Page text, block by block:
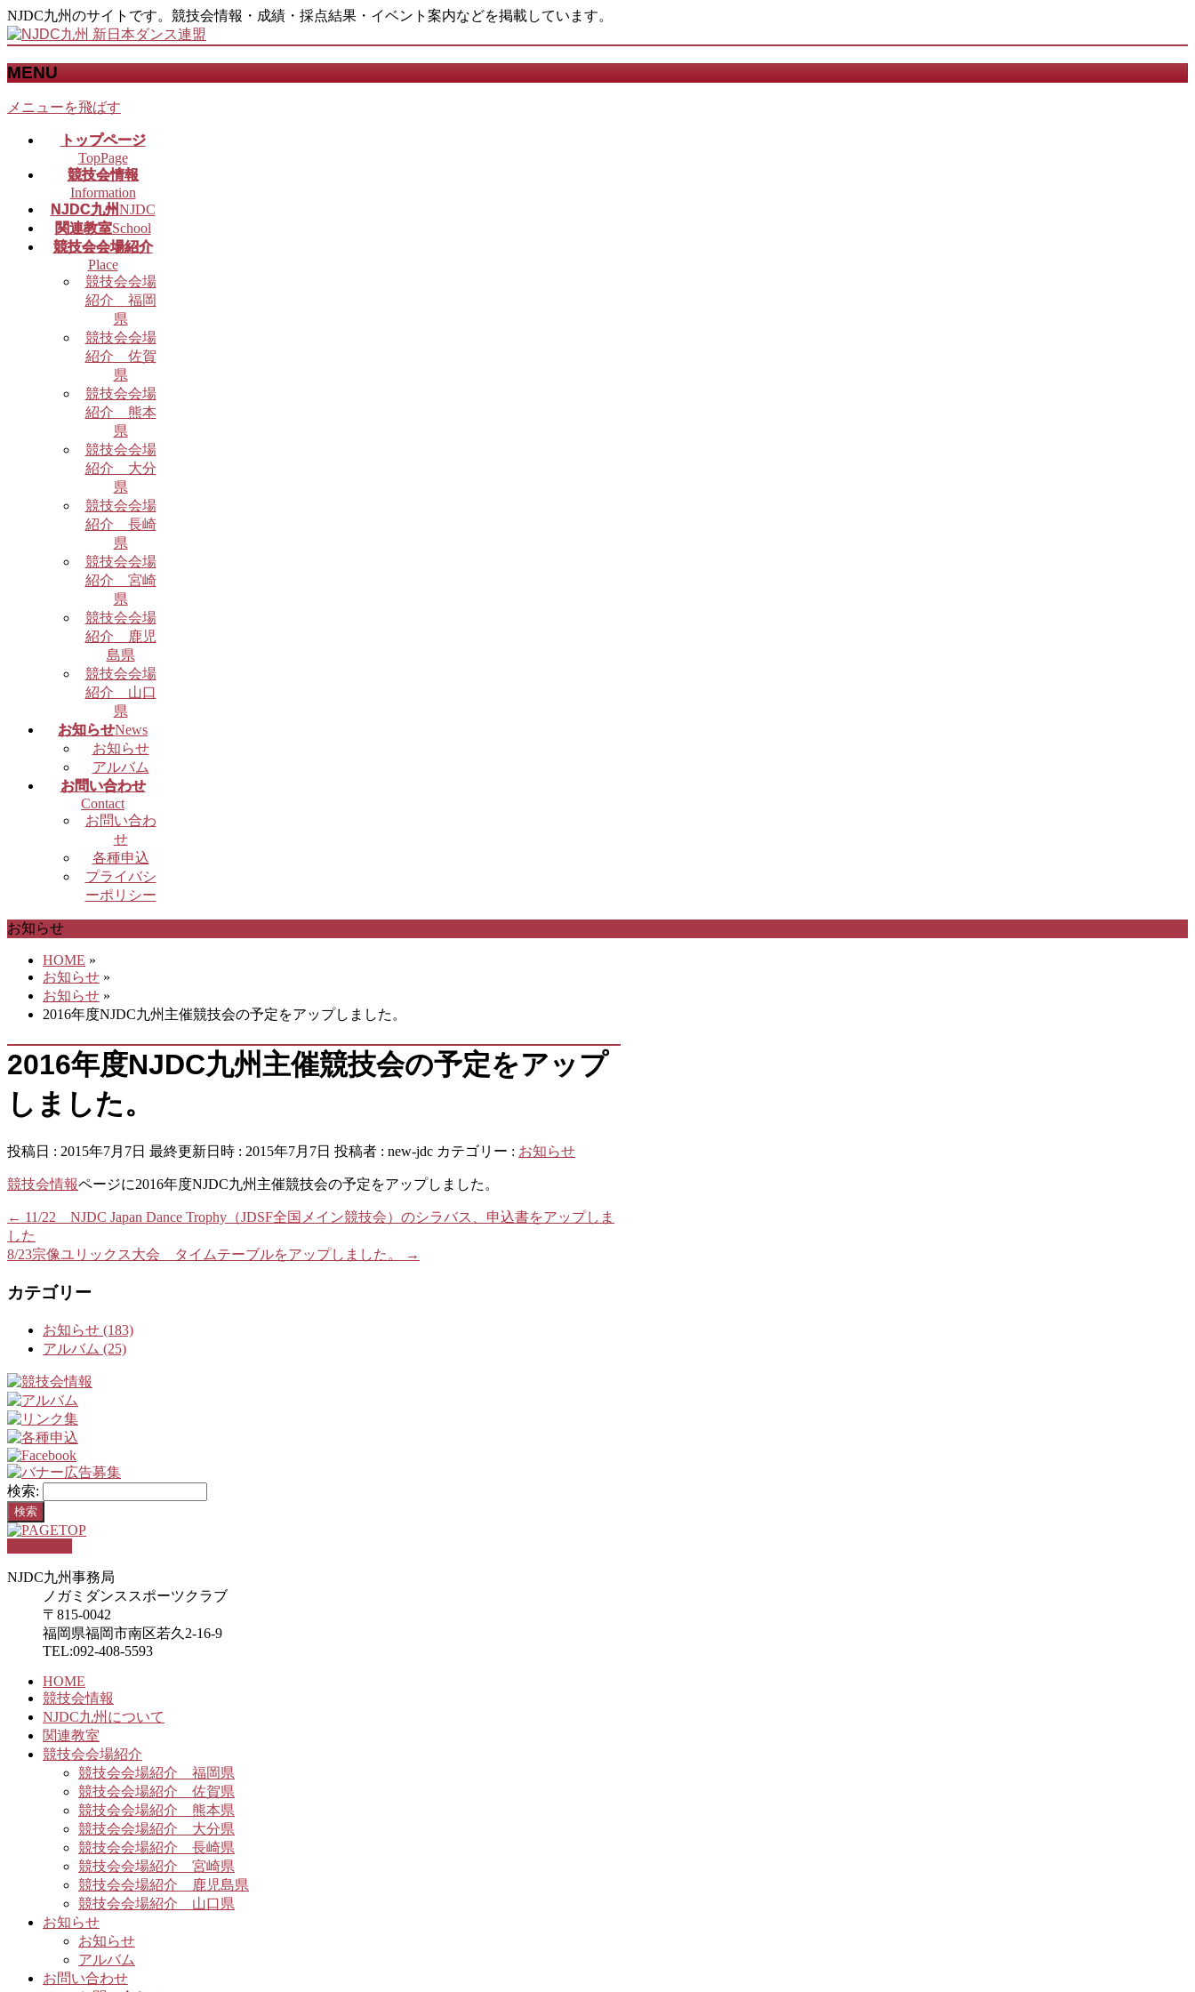
NJDC九州のサイトです。競技会情報・成績・採点結果・イベント案内などを掲載しています。
MENU
メニューを飛ばす
トップページ
TopPage
競技会情報
Information
NJDC九州NJDC
関連教室School
競技会会場紹介
Place
競技会会場
紹介 福岡
県
競技会会場
紹介 佐賀
県
競技会会場
紹介 熊本
県
競技会会場
紹介 大分
県
競技会会場
紹介 長崎
県
競技会会場
紹介 宮崎
県
競技会会場
紹介 鹿児
島県
競技会会場
紹介 山口
県
お知らせNews
お知らせ
アルバム
お問い合わせ
Contact
お問い合わ
せ
各種申込
プライバシ
ーポリシー
お知らせ
HOME »
お知らせ »
お知らせ »
2016年度NJDC九州主催競技会の予定をアップしました。
2016年度NJDC九州主催競技会の予定をアップ
しました。
投稿日 : 2015年7月7日 最終更新日時 : 2015年7月7日 投稿者 : new-jdc カテゴリー : お知らせ
競技会情報ページに2016年度NJDC九州主催競技会の予定をアップしました。
← 11/22 NJDC Japan Dance Trophy（JDSF全国メイン競技会）のシラバス、申込書をアップしま
した
8/23宗像ユリックス大会 タイムテーブルをアップしました。
→
カテゴリー
お知らせ (183)
アルバム (25)
検索:
NJDC九州事務局
ノガミダンススポーツクラブ
〒815-0042
福岡県福岡市南区若久2-16-9
TEL:092-408-5593
HOME
競技会情報
NJDC九州について
関連教室
競技会会場紹介
競技会会場紹介 福岡県
競技会会場紹介 佐賀県
競技会会場紹介 熊本県
競技会会場紹介 大分県
競技会会場紹介 長崎県
競技会会場紹介 宮崎県
競技会会場紹介 鹿児島県
競技会会場紹介 山口県
お知らせ
お知らせ
アルバム
お問い合わせ